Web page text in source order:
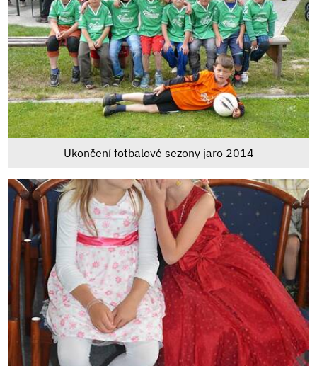
Ukončení fotbalové sezony jaro 2014